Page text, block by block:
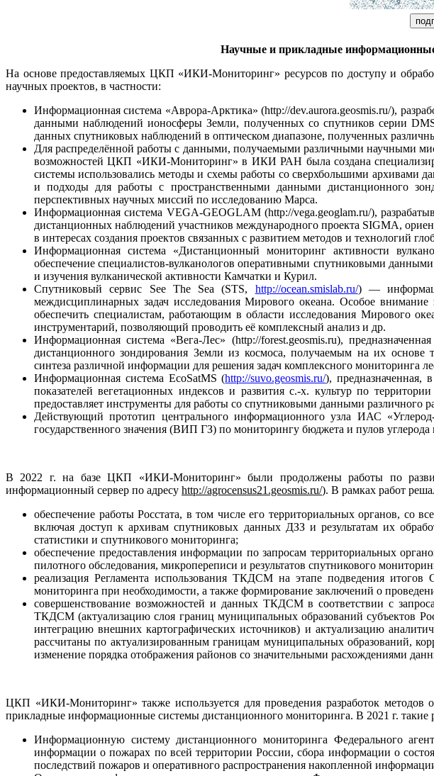
Научные и прикладные
На основе предоставляемых ЦКП «ИКИ-Мониторинг» ресурсов по доступу и
научных проектов, в частности:
Информационная система «Аврора-Арктика» (http://dev.aurora.geosmis.ru/),
данными наблюдений ионосферы Земли, полученных со спутников серии
данных спутниковых наблюдений в оптическом диапазоне, полученных
Для распределённой работы с данными, получаемыми различными научными
возможностей ЦКП «ИКИ-Мониторинг» в ИКИ РАН была создана
системы использовались методы и схемы работы со сверхбольшими
и подходы для работы с пространственными данными дистанционного
перспективных научных миссий по исследованию Марса.
Информационная система VEGA-GEOGLAM (http://vega.geoglam.ru/),
дистанционных наблюдений участников международного проекта SIGMA,
в интересах создания проектов связанных с развитием методов и технологий
Информационная система «Дистанционный мониторинг активности
обеспечение специалистов-вулканологов оперативными спутниковыми
и изучения вулканической активности Камчатки и Курил.
Спутниковый сервис See The Sea (STS, http://ocean.smislab.ru/) —
междисциплинарных задач исследования Мирового океана. Особое
обеспечить специалистам, работающим в области исследования Мирового
инструментарий, позволяющий проводить её комплексный анализ и др.
Информационная система «Вега-Лес» (http://forest.geosmis.ru),
дистанционного зондирования Земли из космоса, получаемым на их
синтеза различной информации для решения задач комплексного мониторинга
Информационная система EcoSatMS (http://suvo.geosmis.ru/), предназначенная,
показателей вегетационных индексов и развития с.-х. культур по
предоставляет инструменты для работы со спутниковыми данными различного
Действующий прототип центрального информационного узла ИАС
государственного значения (ВИП ГЗ) по мониторингу бюджета и пулов углерода
В 2022 г. на базе ЦКП «ИКИ-Мониторинг» были продолжены работы по
информационный сервер по адресу http://agrocensus21.geosmis.ru/). В рамках работ
обеспечение работы Росстата, в том числе его территориальных органов, со
включая доступ к архивам спутниковых данных ДЗЗ и результатам их
статистики и спутникового мониторинга;
обеспечение предоставления информации по запросам территориальных
пилотного обследования, микропереписи и результатов спутникового
реализация Регламента использования ТКДСМ на этапе подведения
мониторинга при необходимости, а также формирование заключений о
совершенствование возможностей и данных ТКДСМ в соответствии с
ТКДСМ (актуализацию слоя границ муниципальных образований субъектов
интеграцию внешних картографических источников) и актуализацию
рассчитаны по актуализированным границам муниципальных образований,
изменение порядка отображения районов со значительными расхождениями
ЦКП «ИКИ-Мониторинг» также используется для проведения разработок методов
прикладные информационные системы дистанционного мониторинга. В 2021 г. такие
Информационную систему дистанционного мониторинга Федерального
информации о пожарах по всей территории России, сбора информации о
последствий пожаров и оперативного распространения накопленной